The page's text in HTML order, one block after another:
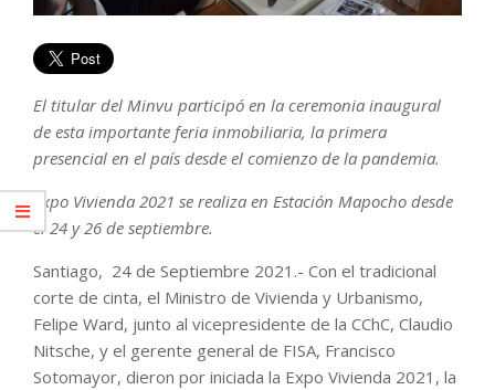
El titular del Minvu participó en la ceremonia inaugural
de esta importante feria inmobiliaria, la primera
presencial en el país desde el comienzo de la pandemia.
Expo Vivienda 2021 se realiza en Estación Mapocho desde
el 24 y 26 de septiembre.
Santiago, 24 de Septiembre 2021.- Con el tradicional
corte de cinta, el Ministro de Vivienda y Urbanismo,
Felipe Ward, junto al vicepresidente de la CChC, Claudio
Nitsche, y el gerente general de FISA, Francisco
Sotomayor, dieron por iniciada la Expo Vivienda 2021, la